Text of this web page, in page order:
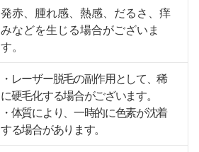
発赤、腫れ感、熱感、だるさ、痒
みなどを生じる場合がございま
す。
・レーザー脱毛の副作用として、稀
に硬毛化する場合がございます。
・体質により、一時的に色素が沈着
する場合があります。